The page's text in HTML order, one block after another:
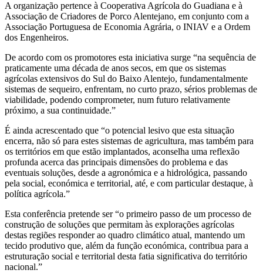
A organização pertence à Cooperativa Agrícola do Guadiana e à
Associação de Criadores de Porco Alentejano, em conjunto com a
Associação Portuguesa de Economia Agrária, o INIAV e a Ordem
dos Engenheiros.
De acordo com os promotores esta iniciativa surge “na sequência de
praticamente uma década de anos secos, em que os sistemas
agrícolas extensivos do Sul do Baixo Alentejo, fundamentalmente
sistemas de sequeiro, enfrentam, no curto prazo, sérios problemas de
viabilidade, podendo comprometer, num futuro relativamente
próximo, a sua continuidade.”
É ainda acrescentado que “o potencial lesivo que esta situação
encerra, não só para estes sistemas de agricultura, mas também para
os territórios em que estão implantados, aconselha uma reflexão
profunda acerca das principais dimensões do problema e das
eventuais soluções, desde a agronómica e a hidrológica, passando
pela social, económica e territorial, até, e com particular destaque, à
política agrícola.”
Esta conferência pretende ser “o primeiro passo de um processo de
construção de soluções que permitam às explorações agrícolas
destas regiões responder ao quadro climático atual, mantendo um
tecido produtivo que, além da função económica, contribua para a
estruturação social e territorial desta fatia significativa do território
nacional.”